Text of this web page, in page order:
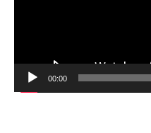
00:00